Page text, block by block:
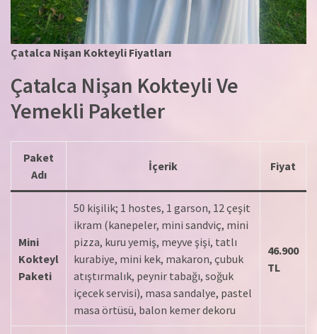
Çatalca Nişan Kokteyli Fiyatları
Çatalca Nişan Kokteyli Ve
Yemekli Paketler
Paket
Adı
İçerik Fiyat
Mini
Kokteyl
Paketi
50 kişilik; 1 hostes, 1 garson, 12 çeşit
ikram (kanepeler, mini sandviç, mini
pizza, kuru yemiş, meyve şişi, tatlı
kurabiye, mini kek, makaron, çubuk
atıştırmalık, peynir tabağı, soğuk
içecek servisi), masa sandalye, pastel
masa örtüsü, balon kemer dekoru
46.900
TL